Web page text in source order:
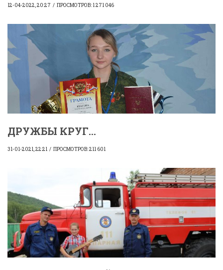
12-04-2022, 20:27 ПРОСМОТРОВ: 1 271 046
ДРУЖБЫ КРУГ...
31-01-2021, 22:21 ПРОСМОТРОВ: 211 601